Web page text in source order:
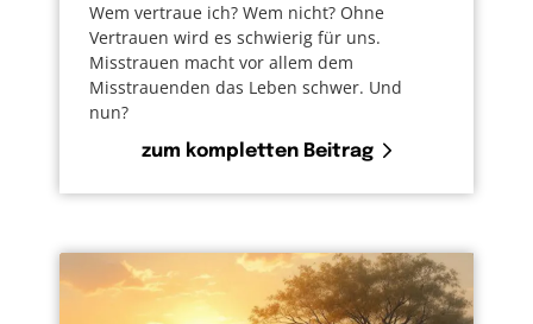
Wem vertraue ich? Wem nicht? Ohne
Vertrauen wird es schwierig für uns.
Misstrauen macht vor allem dem
Misstrauenden das Leben schwer. Und
nun?
zum kompletten Beitrag